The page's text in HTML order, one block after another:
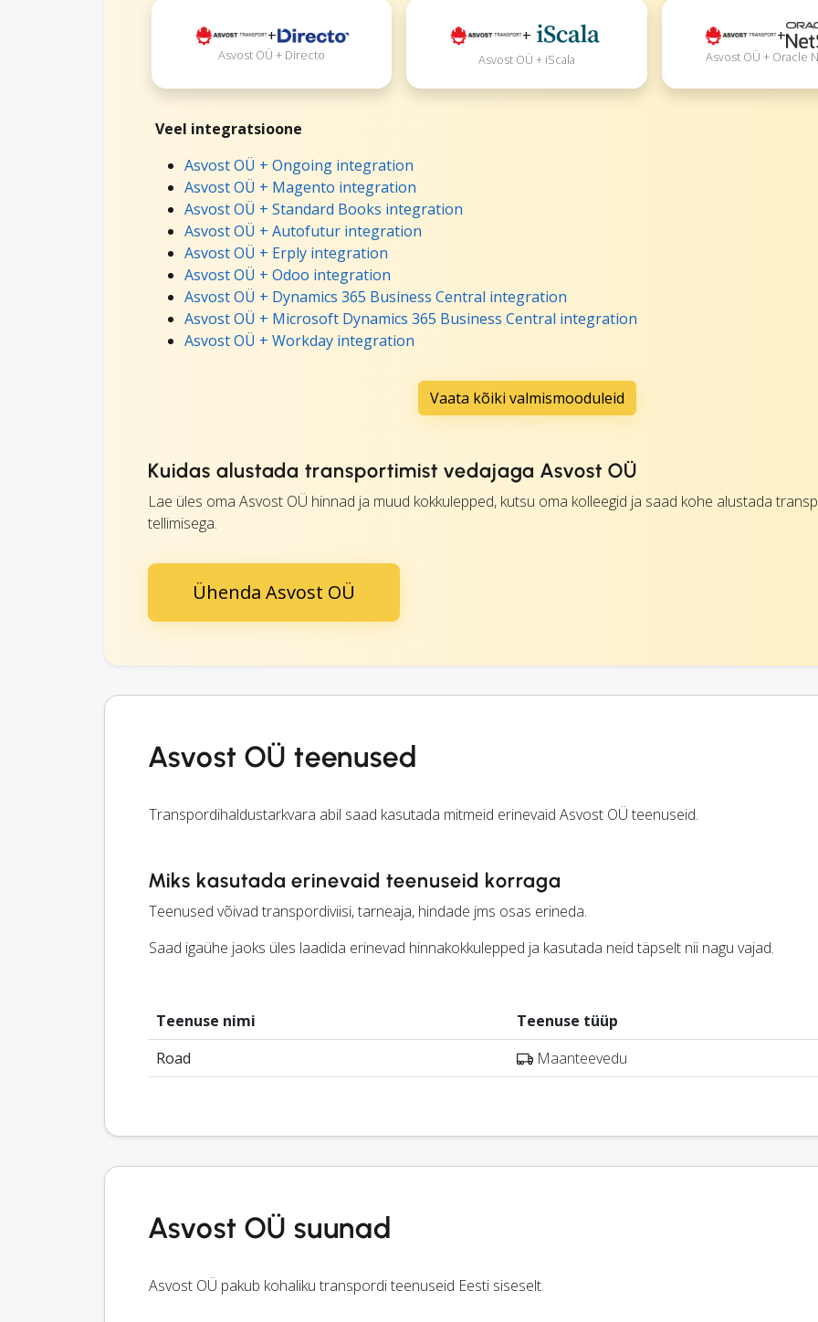
+
Asvost OÜ + Directo
+
Asvost OÜ + iScala
+
Asvost OÜ + Oracle
Veel integratsioone
Asvost OÜ + Ongoing integration
Asvost OÜ + Magento integration
Asvost OÜ + Standard Books integration
Asvost OÜ + Autofutur integration
Asvost OÜ + Erply integration
Asvost OÜ + Odoo integration
Asvost OÜ + Dynamics 365 Business Central integration
Asvost OÜ + Microsoft Dynamics 365 Business Central integration
Asvost OÜ + Workday integration
Vaata kõiki valmismooduleid
Kuidas alustada transportimist vedajaga Asvost OÜ
Lae üles oma Asvost OÜ hinnad ja muud kokkulepped, kutsu oma kolleegid ja saad kohe alustada
tellimisega.
Ühenda Asvost OÜ
Asvost OÜ teenused
Transpordihaldustarkvara abil saad kasutada mitmeid erinevaid Asvost OÜ teenuseid.
Miks kasutada erinevaid teenuseid korraga
Teenused võivad transpordiviisi, tarneaja, hindade jms osas erineda.
Saad igaühe jaoks üles laadida erinevad hinnakokkulepped ja kasutada neid täpselt nii nagu vajad.
Teenuse nimi
Teenuse tüüp
Road
Maanteevedu
Asvost OÜ suunad
Asvost OÜ pakub kohaliku transpordi teenuseid Eesti siseselt.